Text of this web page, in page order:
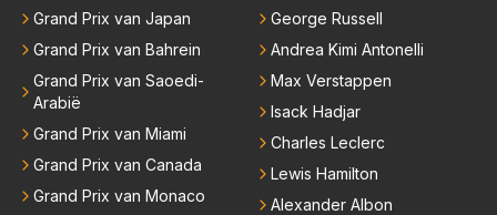
Grand Prix van Japan
Grand Prix van Bahrein
Grand Prix van Saoedi-
Arabië
Grand Prix van Miami
Grand Prix van Canada
Grand Prix van Monaco
George Russell
Andrea Kimi Antonelli
Max Verstappen
Isack Hadjar
Charles Leclerc
Lewis Hamilton
Alexander Albon